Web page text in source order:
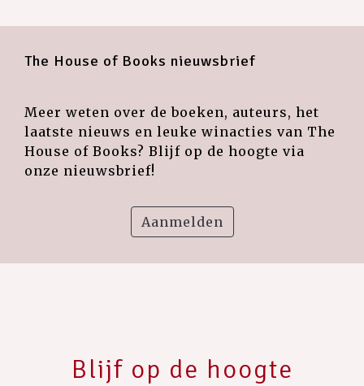
The House of Books nieuwsbrief
Meer weten over de boeken, auteurs, het
laatste nieuws en leuke winacties van The
House of Books? Blijf op de hoogte via
onze nieuwsbrief!
Aanmelden
Blijf op de hoogte